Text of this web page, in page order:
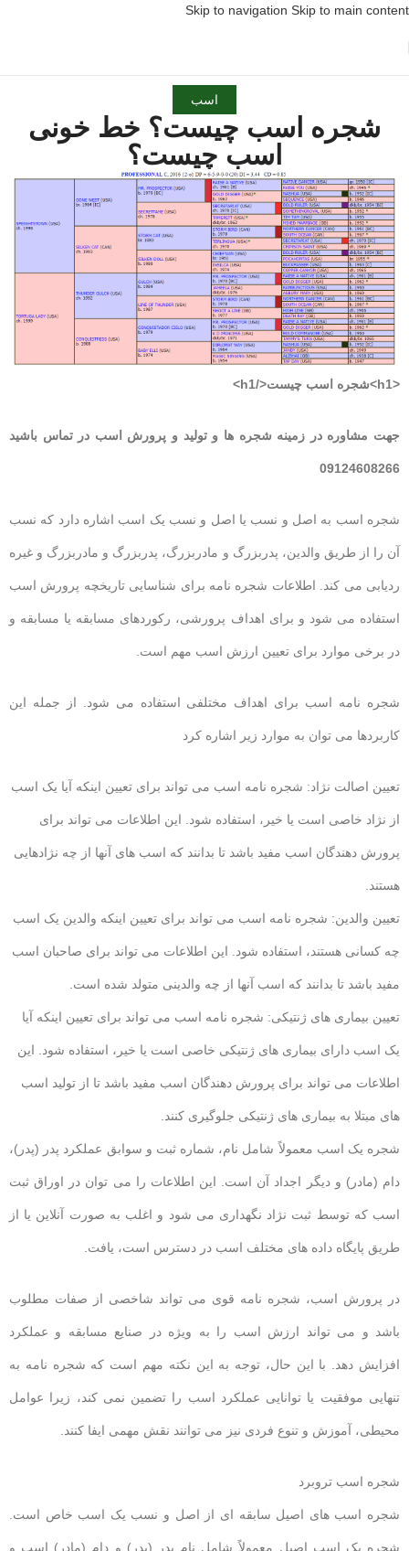
Skip to navigation Skip to main content
اسب
شجره اسب چیست؟ خط خونی
اسب چیست؟
<h1>شجره اسب چیست</h1>
جهت مشاوره در زمینه شجره ها و تولید و پرورش اسب در تماس باشید
09124608266
شجره اسب به اصل و نسب یا اصل و نسب یک اسب اشاره دارد که نسب
آن را از طریق والدین، پدربزرگ و مادربزرگ، پدربزرگ و مادربزرگ و غیره
ردیابی می کند. اطلاعات شجره نامه برای شناسایی تاریخچه پرورش اسب
استفاده می شود و برای اهداف پرورشی، رکوردهای مسابقه یا مسابقه و
در برخی موارد برای تعیین ارزش اسب مهم است.
شجره نامه اسب برای اهداف مختلفی استفاده می شود. از جمله این
کاربردها می توان به موارد زیر اشاره کرد
تعیین اصالت نژاد: شجره نامه اسب می تواند برای تعیین اینکه آیا یک اسب
از نژاد خاصی است یا خیر، استفاده شود. این اطلاعات می تواند برای
پرورش دهندگان اسب مفید باشد تا بدانند که اسب های آنها از چه نژادهایی
هستند.
تعیین والدین: شجره نامه اسب می تواند برای تعیین اینکه والدین یک اسب
چه کسانی هستند، استفاده شود. این اطلاعات می تواند برای صاحبان اسب
مفید باشد تا بدانند که اسب آنها از چه والدینی متولد شده است.
تعیین بیماری های ژنتیکی: شجره نامه اسب می تواند برای تعیین اینکه آیا
یک اسب دارای بیماری های ژنتیکی خاصی است یا خیر، استفاده شود. این
اطلاعات می تواند برای پرورش دهندگان اسب مفید باشد تا از تولید اسب
های مبتلا به بیماری های ژنتیکی جلوگیری کنند.
شجره یک اسب معمولاً شامل نام، شماره ثبت و سوابق عملکرد پدر (پدر)،
دام (مادر) و دیگر اجداد آن است. این اطلاعات را می توان در اوراق ثبت
اسب که توسط ثبت نژاد نگهداری می شود و اغلب به صورت آنلاین یا از
طریق پایگاه داده های مختلف اسب در دسترس است، یافت.
در پرورش اسب، شجره نامه قوی می تواند شاخصی از صفات مطلوب
باشد و می تواند ارزش اسب را به ویژه در صنایع مسابقه و عملکرد
افزایش دهد. با این حال، توجه به این نکته مهم است که شجره نامه به
تنهایی موفقیت یا توانایی عملکرد اسب را تضمین نمی کند، زیرا عوامل
محیطی، آموزش و تنوع فردی نیز می توانند نقش مهمی ایفا کنند.
شجره اسب تروبرد
شجره اسب های اصیل سابقه ای از اصل و نسب یک اسب خاص است.
شجره یک اسب اصیل معمولاً شامل نام پدر (پدر) و دام (مادر) اسب و